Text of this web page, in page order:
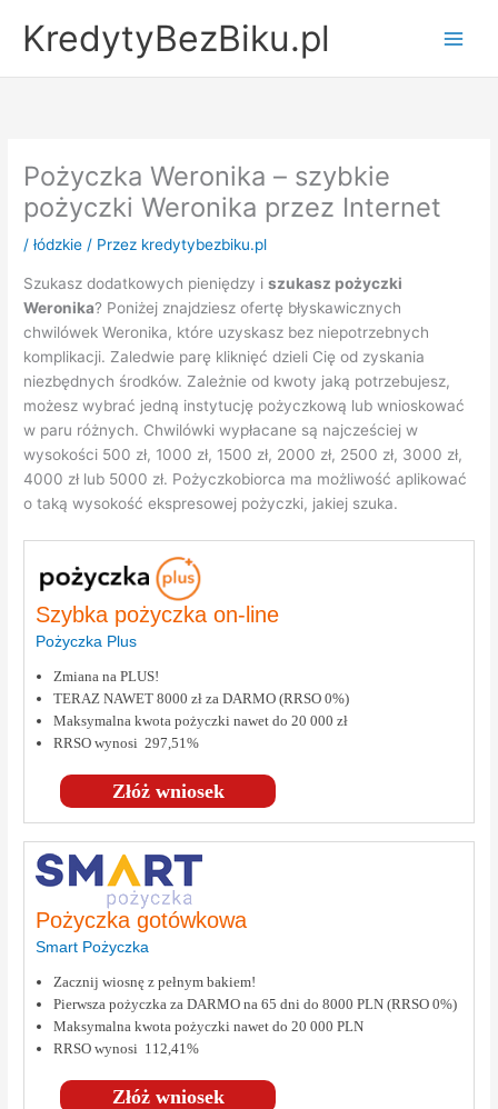
KredytyBezBiku.pl
Pożyczka Weronika – szybkie
pożyczki Weronika przez Internet
/łódzkie / Przez kredytybezbiku.pl
Szukasz dodatkowych pieniędzy iszukasz pożyczki
Weronika? Poniżej znajdziesz ofertę błyskawicznych
chwilówek Weronika, które uzyskasz bez niepotrzebnych
komplikacji. Zaledwie parę kliknięć dzieli Cię od zyskania
niezbędnych środków. Zależnie od kwoty jaką potrzebujesz,
możesz wybrać jedną instytucję pożyczkową lub wnioskować
w paru różnych. Chwilówki wypłacane są najcześciej w
wysokości 500 zł, 1000 zł, 1500 zł, 2000 zł, 2500 zł, 3000 zł,
4000 zł lub 5000 zł. Pożyczkobiorca ma możliwość aplikować
o taką wysokość ekspresowej pożyczki, jakiej szuka.
Szybka pożyczka on-line
Pożyczka Plus
Złóż wniosek
Zmiana na PLUS!
TERAZ NAWET 8000 zł za DARMO (RRSO 0%)
Maksymalna kwota pożyczki nawet do 20 000 zł
RRSO wynosi 297,51%
Pożyczka gotówkowa
Smart Pożyczka
Złóż wniosek
Zacznij wiosnę z pełnym bakiem!
Pierwsza pożyczka za DARMO na 65 dni do 8000 PLN (RRSO 0%)
Maksymalna kwota pożyczki nawet do 20 000 PLN
RRSO wynosi 112,41%